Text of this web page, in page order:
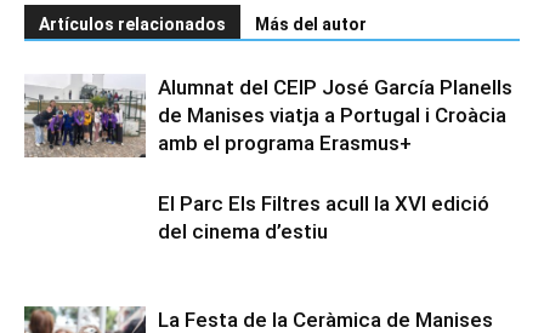
Artículos relacionados Más del autor
Alumnat del CEIP José García Planells
de Manises viatja a Portugal i Croàcia
amb el programa Erasmus+
El Parc Els Filtres acull la XVI edició
del cinema d’estiu
La Festa de la Ceràmica de Manises